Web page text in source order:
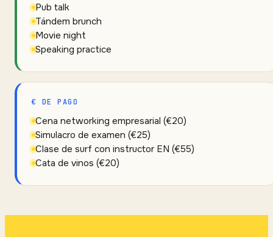
Pub talk
Tándem brunch
Movie night
Speaking practice
€ DE PAGO
Cena networking empresarial (€20)
Simulacro de examen (€25)
Clase de surf con instructor EN (€55)
Cata de vinos (€20)